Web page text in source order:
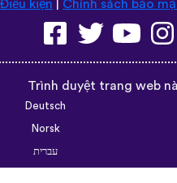
kiện
Chính sách bảo
Trình duyệt trang web
Deutsch
Norsk
עברית